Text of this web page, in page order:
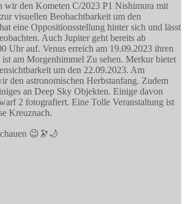
wir den Kometen C/2023 P1 Nishimura mit
visuellen Beobachtbarkeit um den
eine Oppositionsstellung hinter sich und lässt
Auch Jupiter geht bereits ab
Uhr auf. Venus erreich am 19.09.2023 ihren
am Morgenhimmel Zu sehen. Merkur bietet
um den 22.09.2023. Am
den astronomischen Herbstanfang. Zudem
an Deep Sky Objekten. Einige davon
2 fotografiert. Eine Tolle Veranstaltung ist
Kreuznach.
😉🔭🌙